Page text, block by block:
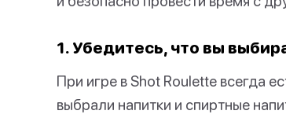
1. Убедитесь, что вы
При игре в Shot Roulette всегда
выбрали напитки и спиртные